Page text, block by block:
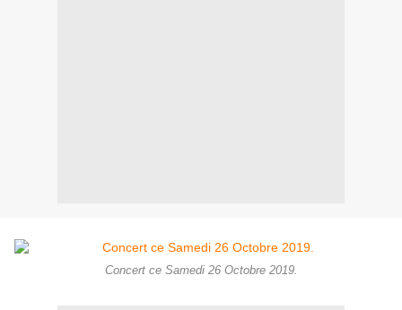
Concert ce Samedi 26 Octobre 2019.